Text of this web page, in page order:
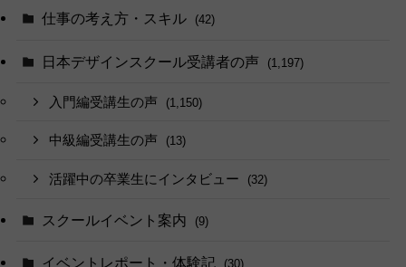
仕事の考え方・スキル (42)
日本デザインスクール受講者の声 (1,197)
入門編受講生の声 (1,150)
中級編受講生の声 (13)
活躍中の卒業生にインタビュー (32)
スクールイベント案内 (9)
イベントレポート・体験記 (30)